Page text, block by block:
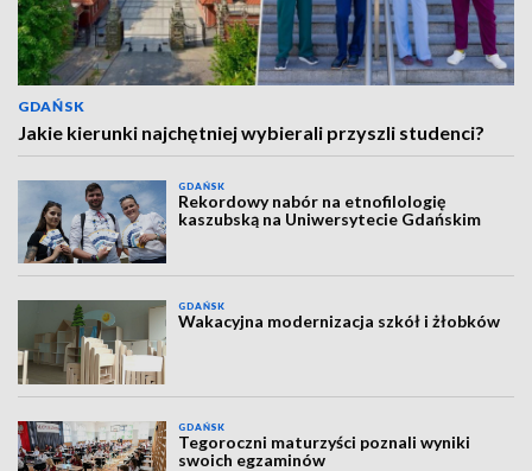
GDAŃSK
Jakie kierunki najchętniej wybierali przyszli studenci?
GDAŃSK
Rekordowy nabór na etnofilologię
kaszubską na Uniwersytecie Gdańskim
GDAŃSK
Wakacyjna modernizacja szkół i żłobków
GDAŃSK
Tegoroczni maturzyści poznali wyniki
swoich egzaminów